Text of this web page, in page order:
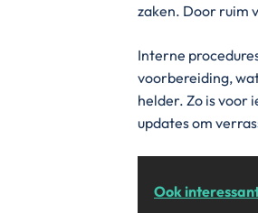
zaken. Door ruim
Interne
voorbereiding,
helder. Zo is voor
updates om
Ook